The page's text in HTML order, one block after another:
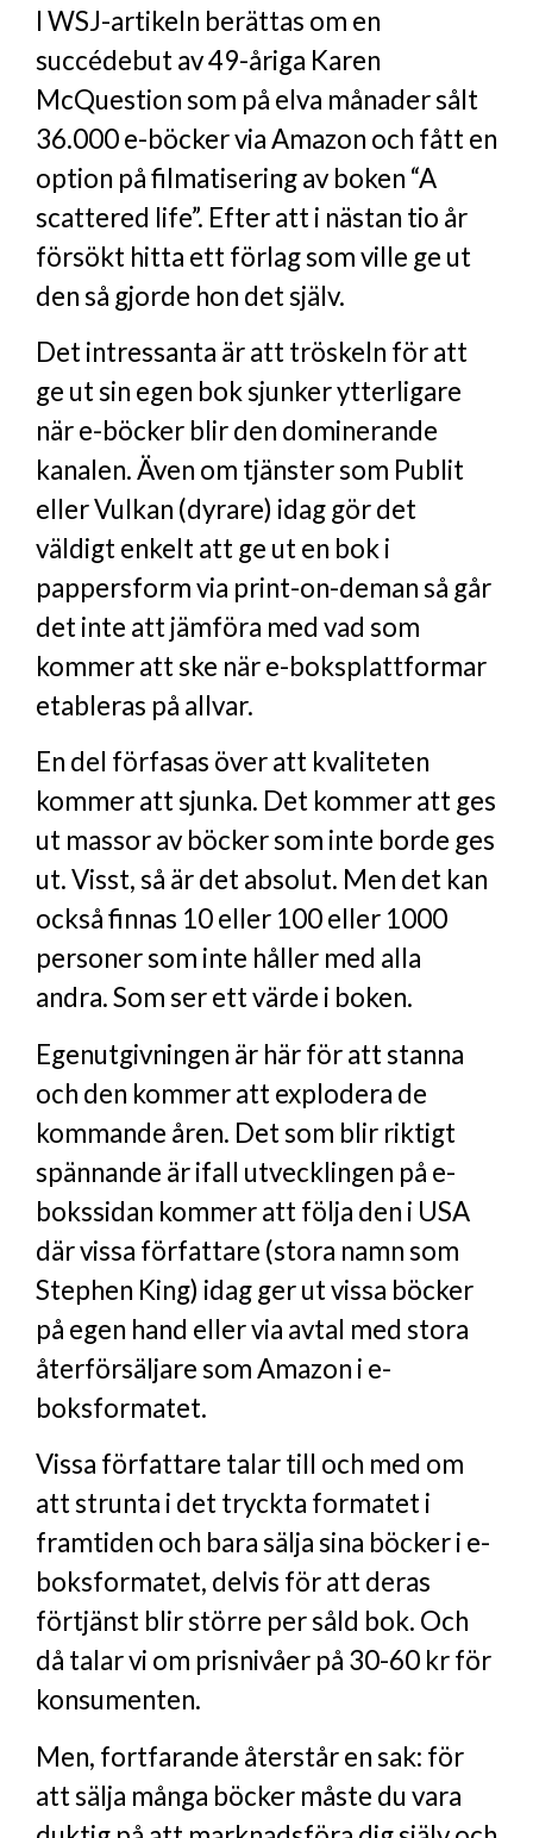
I WSJ-artikeln berättas om en
succédebut av 49-åriga Karen
McQuestion som på elva månader sålt
36.000 e-böcker via Amazon och fått en
option på filmatisering av boken “A
scattered life”. Efter att i nästan tio år
försökt hitta ett förlag som ville ge ut
den så gjorde hon det själv.
Det intressanta är att tröskeln för att
ge ut sin egen bok sjunker ytterligare
när e-böcker blir den dominerande
kanalen. Även om tjänster som Publit
eller Vulkan (dyrare) idag gör det
väldigt enkelt att ge ut en bok i
pappersform via print-on-deman så går
det inte att jämföra med vad som
kommer att ske när e-boksplattformar
etableras på allvar.
En del förfasas över att kvaliteten
kommer att sjunka. Det kommer att ges
ut massor av böcker som inte borde ges
ut. Visst, så är det absolut. Men det kan
också finnas 10 eller 100 eller 1000
personer som inte håller med alla
andra. Som ser ett värde i boken.
Egenutgivningen är här för att stanna
och den kommer att explodera de
kommande åren. Det som blir riktigt
spännande är ifall utvecklingen på e-
bokssidan kommer att följa den i USA
där vissa författare (stora namn som
Stephen King) idag ger ut vissa böcker
på egen hand eller via avtal med stora
återförsäljare som Amazon i e-
boksformatet.
Vissa författare talar till och med om
att strunta i det tryckta formatet i
framtiden och bara sälja sina böcker i e-
boksformatet, delvis för att deras
förtjänst blir större per såld bok. Och
då talar vi om prisnivåer på 30-60 kr för
konsumenten.
Men, fortfarande återstår en sak: för
att sälja många böcker måste du vara